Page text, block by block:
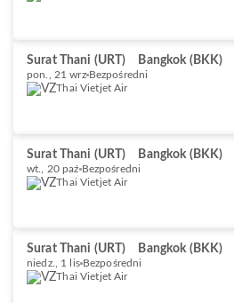
Surat Thani (URT) Bangkok (BKK)
pon., 21 wrz Bezpośredni
Thai Vietjet Air
Surat Thani (URT) Bangkok (BKK)
wt., 20 paź Bezpośredni
Thai Vietjet Air
Surat Thani (URT) Bangkok (BKK)
niedz., 1 lis Bezpośredni
Thai Vietjet Air